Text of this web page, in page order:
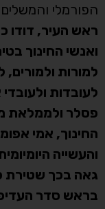
הפורמלי
ראש העיר, דודו
ואנשי החינוך
למורות ולמורים,
לעובדות
פסלר ולממלאת
החינוך, אמי
והעשייה
גאה בכך שטירת
בראש סדר